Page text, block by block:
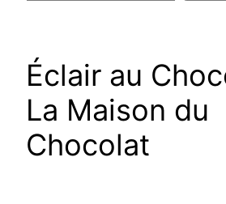
Éclair au
La Maison du
Chocolat